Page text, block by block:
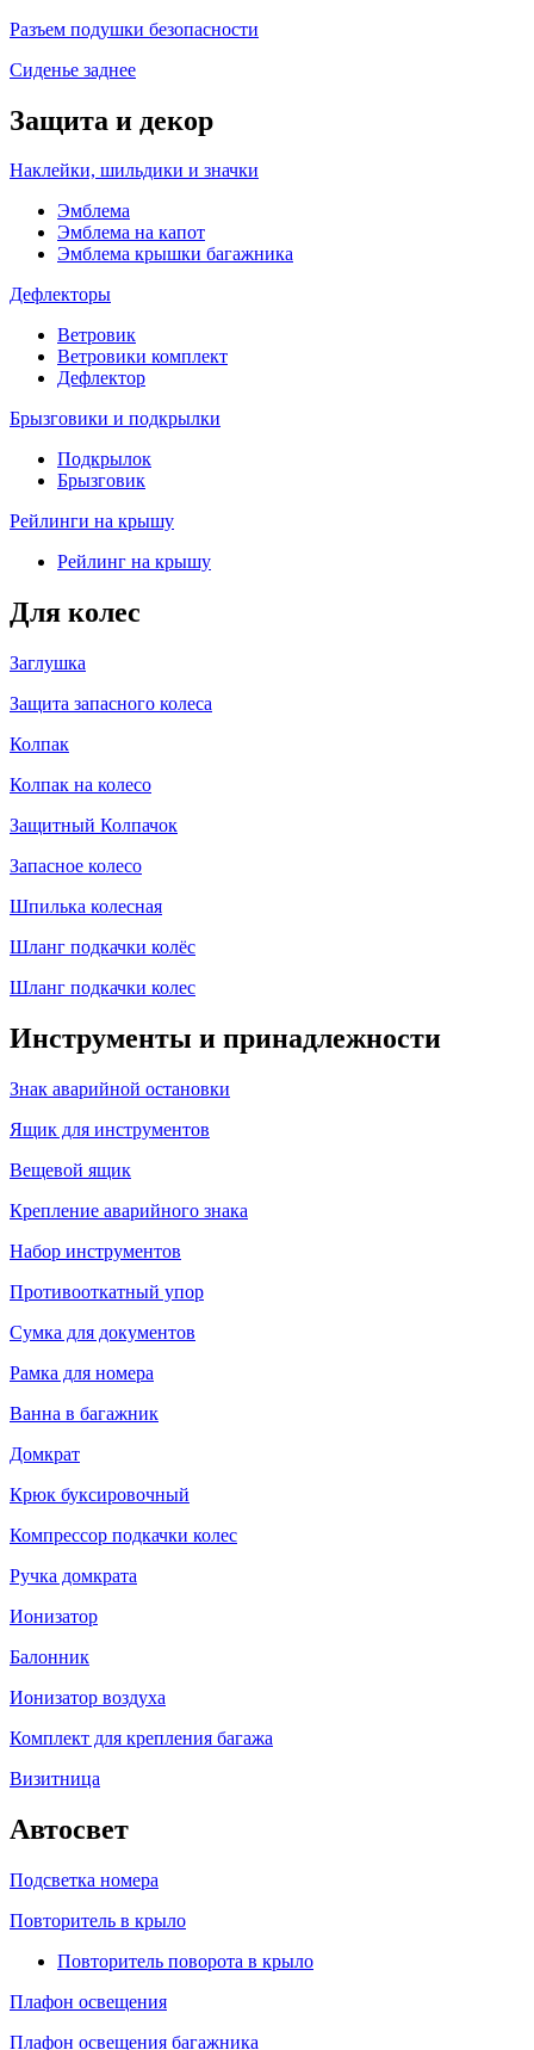
Разъем подушки безопасности
Сиденье заднее
Защита и декор
Наклейки, шильдики и значки
Эмблема
Эмблема на капот
Эмблема крышки багажника
Дефлекторы
Ветровик
Ветровики комплект
Дефлектор
Брызговики и подкрылки
Подкрылок
Брызговик
Рейлинги на крышу
Рейлинг на крышу
Для колес
Заглушка
Защита запасного колеса
Колпак
Колпак на колесо
Защитный Колпачок
Запасное колесо
Шпилька колесная
Шланг подкачки колёс
Шланг подкачки колес
Инструменты и принадлежности
Знак аварийной остановки
Ящик для инструментов
Вещевой ящик
Крепление аварийного знака
Набор инструментов
Противооткатный упор
Сумка для документов
Рамка для номера
Ванна в багажник
Домкрат
Крюк буксировочный
Компрессор подкачки колес
Ручка домкрата
Ионизатор
Балонник
Ионизатор воздуха
Комплект для крепления багажа
Визитница
Автосвет
Подсветка номера
Повторитель в крыло
Повторитель поворота в крыло
Плафон освещения
Плафон освещения багажника